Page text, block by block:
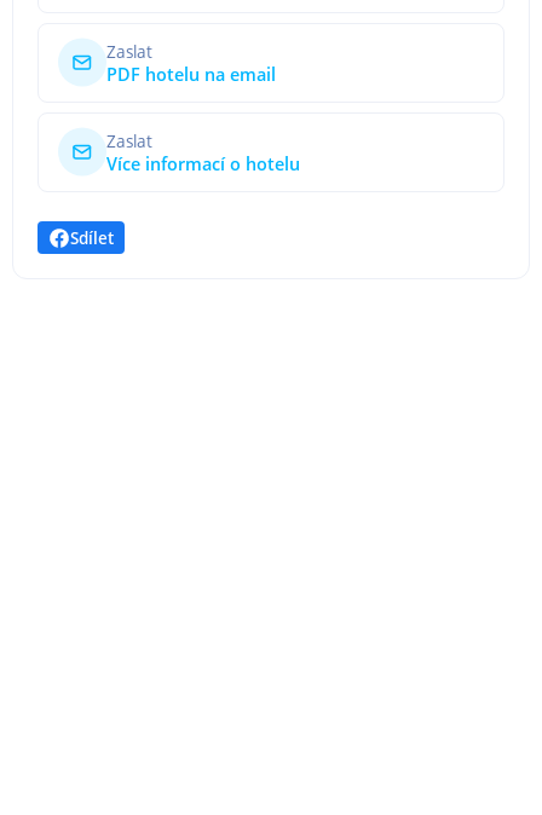
Zaslat
PDF hotelu na email
Zaslat
Více informací o hotelu
Sdílet